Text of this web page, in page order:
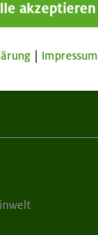
akzeptieren
Impressum